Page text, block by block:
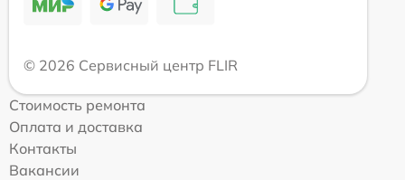
© 2026 Сервисный центр FLIR
Стоимость ремонта
Оплата и доставка
Контакты
Вакансии